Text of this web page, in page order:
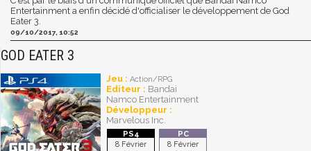
Entertainment a enfin décidé d'officialiser le développement de God
Eater 3.
09/10/2017, 10:52
GOD EATER 3
Jeu : Action/RPG
Editeur : Bandai
Namco Entertainment
Développeur :
Marvelous Inc.
8 Février
8 Février